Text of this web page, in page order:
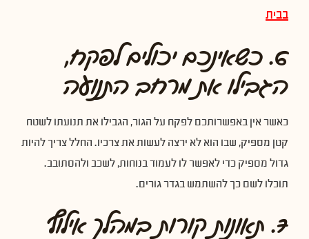
בבית
6. כשאינכם יכולים לפקח,
הגבילו את מרחב התנועה
כאשר אין באפשרותכם לפקח על הגור, הגבילו את תנועתו לשטח
קטן מספיק, שבו הוא לא ירצה לעשות את צרכיו. החלל צריך להיות
גדול מספיק כדי לאפשר לו לעמוד בנוחות, לשכב ולהסתובב.
תוכלו לשם כך להשתמש בגדר גורים.
7. תאונות קורות במהלך אילוף